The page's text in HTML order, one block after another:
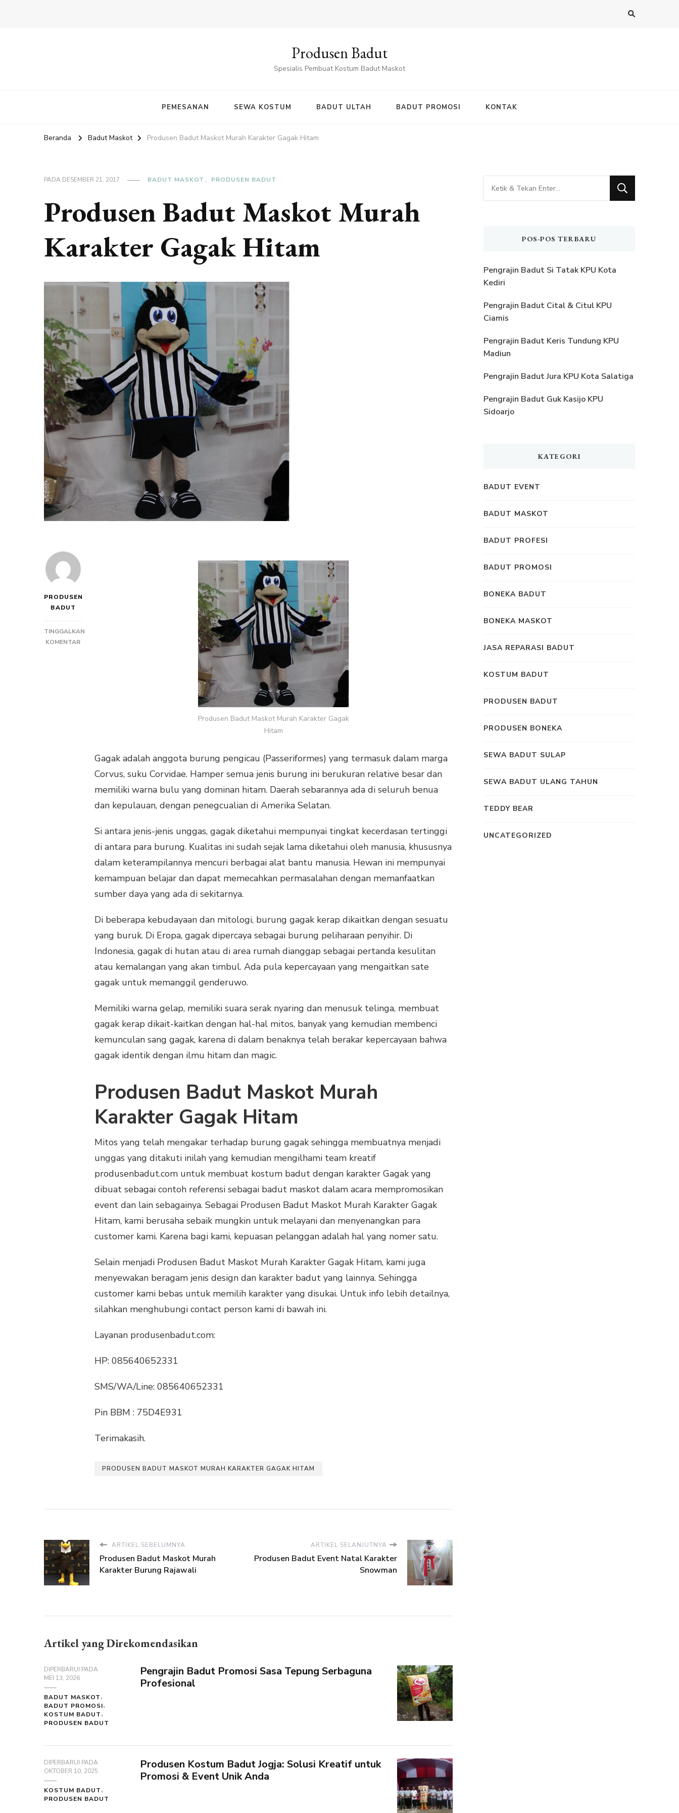
Produsen Badut
Spesialis Pembuat Kostum Badut Maskot
PEMESANAN SEWA KOSTUM BADUT ULTAH BADUT PROMOSI KONTAK
Beranda Badut Maskot Produsen Badut Maskot Murah Karakter Gagak Hitam
PADA DESEMBER 21, 2017 BADUT MASKOT PRODUSEN BADUT
Produsen Badut Maskot Murah
Karakter Gagak Hitam
PRODUSEN
BADUT
TINGGALKAN
KOMENTARPADA
Produsen Badut Maskot Murah Karakter Gagak
Hitam
Gagak adalah anggota burung pengicau (Passeriformes) yang termasuk dalam marga
Corvus, suku Corvidae. Hamper semua jenis burung ini berukuran relative besar dan
memiliki warna bulu yang dominan hitam. Daerah sebarannya ada di seluruh benua
dan kepulauan, dengan penegcualian di Amerika Selatan.
Si antara jenis-jenis unggas, gagak diketahui mempunyai tingkat kecerdasan tertinggi
di antara para burung. Kualitas ini sudah sejak lama diketahui oleh manusia, khususnya
dalam keterampilannya mencuri berbagai alat bantu manusia. Hewan ini mempunyai
kemampuan belajar dan dapat memecahkan permasalahan dengan memanfaatkan
sumber daya yang ada di sekitarnya.
Di beberapa kebudayaan dan mitologi, burung gagak kerap dikaitkan dengan sesuatu
yang buruk. Di Eropa, gagak dipercaya sebagai burung peliharaan penyihir. Di
Indonesia, gagak di hutan atau di area rumah dianggap sebagai pertanda kesulitan
atau kemalangan yang akan timbul. Ada pula kepercayaan yang mengaitkan sate
gagak untuk memanggil genderuwo.
Memiliki warna gelap, memiliki suara serak nyaring dan menusuk telinga, membuat
gagak kerap dikait-kaitkan dengan hal-hal mitos, banyak yang kemudian membenci
kemunculan sang gagak, karena di dalam benaknya telah berakar kepercayaan bahwa
gagak identik dengan ilmu hitam dan magic.
Produsen Badut Maskot Murah
Karakter Gagak Hitam
Mitos yang telah mengakar terhadap burung gagak sehingga membuatnya menjadi
unggas yang ditakuti inilah yang kemudian mengilhami team kreatif
produsenbadut.com untuk membuat kostum badut dengan karakter Gagak yang
dibuat sebagai contoh referensi sebagai badut maskot dalam acara mempromosikan
event dan lain sebagainya. Sebagai Produsen Badut Maskot Murah Karakter Gagak
Hitam, kami berusaha sebaik mungkin untuk melayani dan menyenangkan para
customer kami. Karena bagi kami, kepuasan pelanggan adalah hal yang nomer satu.
Selain menjadi Produsen Badut Maskot Murah Karakter Gagak Hitam, kami juga
menyewakan beragam jenis design dan karakter badut yang lainnya. Sehingga
customer kami bebas untuk memilih karakter yang disukai. Untuk info lebih detailnya,
silahkan menghubungi contact person kami di bawah ini.
Layanan produsenbadut.com:
HP: 085640652331
SMS/WA/Line: 085640652331
Pin BBM : 75D4E931
Terimakasih.
PRODUSEN BADUT MASKOT MURAH KARAKTER GAGAK HITAM
ARTIKEL SEBELUMNYA
Produsen Badut Maskot Murah
Karakter Burung Rajawali
ARTIKEL SELANJUTNYA
Produsen Badut Event Natal Karakter
Snowman
Artikel yang Direkomendasikan
DIPERBARUI PADA
MEI 13, 2026
BADUT MASKOT
BADUT PROMOSI
KOSTUM BADUT
PRODUSEN BADUT
Pengrajin Badut Promosi Sasa Tepung Serbaguna
Profesional
DIPERBARUI PADA
OKTOBER 10, 2025
KOSTUM BADUT
PRODUSEN BADUT
Produsen Kostum Badut Jogja: Solusi Kreatif untuk
Promosi & Event Unik Anda
Mencari
Sesuatu?
POS-POS TERBARU
Pengrajin Badut Si Tatak KPU Kota
Kediri
Pengrajin Badut Cital & Citul KPU
Ciamis
Pengrajin Badut Keris Tundung KPU
Madiun
Pengrajin Badut Jura KPU Kota Salatiga
Pengrajin Badut Guk Kasijo KPU
Sidoarjo
KATEGORI
BADUT EVENT
BADUT MASKOT
BADUT PROFESI
BADUT PROMOSI
BONEKA BADUT
BONEKA MASKOT
JASA REPARASI BADUT
KOSTUM BADUT
PRODUSEN BADUT
PRODUSEN BONEKA
SEWA BADUT SULAP
SEWA BADUT ULANG TAHUN
TEDDY BEAR
UNCATEGORIZED